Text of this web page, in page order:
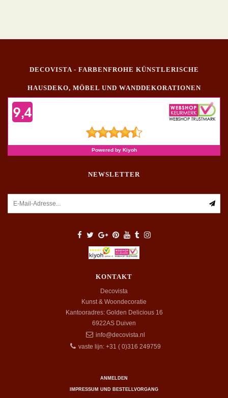
DECOVISTA - FARBENFROHE KÜNSTLERISCHE
HAUSDEKO, MÖBEL UND WANDDEKORATIONEN
NEWSLETTER
KONTAKT
Decovista
Kunst & Woondecoratie
Kantooradres: Golden Delicious 16
6922AS Duiven
info@decovista.nl
vaste lijn: +31 ( 0)316 249759
ANMELDEN
IMPRESSUM UND BESTELLVORGANG